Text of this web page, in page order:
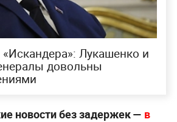
«‎Искандера»: Лукашенко и
довольны
новости без задержек — в